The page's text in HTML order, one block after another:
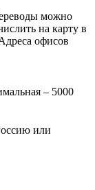
можно
на карту в
офисов
– 5000
или